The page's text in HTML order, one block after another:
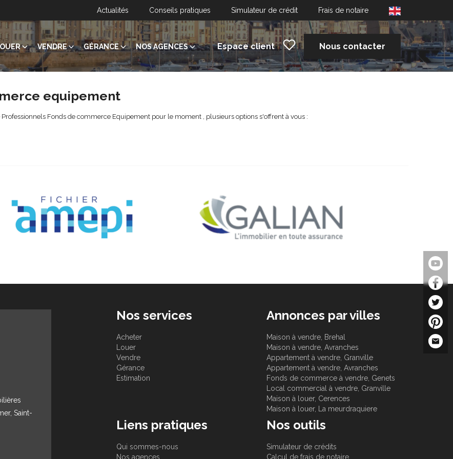
Actualités Conseils pratiques Simulateur de crédit Frais de notaire
VENDRE GÉRANCE NOS AGENCES Espace client Nous contacter
equipement
Fonds de commerce Equipement pour le moment , plusieurs options s'offrent à vous :
Saint-
Nos services
Acheter
Louer
Vendre
Gérance
Estimation
Annonces par villes
Maison à vendre, Brehal
Maison à vendre, Avranches
Appartement à vendre, Granville
Appartement à vendre, Avranches
Fonds de commerce à vendre, Genets
Local commercial à vendre, Granville
Maison à louer, Cerences
Maison à louer, La meurdraquiere
Liens pratiques
Qui sommes-nous
Nos agences
Nos outils
Simulateur de crédits
Calcul de frais de notaire